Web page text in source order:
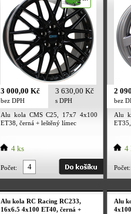
3 000,00 Kč
bez DPH
3 630,00 Kč
s DPH
Alu kola CMS C25, 17x7 4x100
ET38, černá + leštěný límec
4 ks
Počet:
2
bez
Alu
4
Počet:
Alu kola RC Racing RC233,
16x6.5 4x100 ET40, černá +
Alu